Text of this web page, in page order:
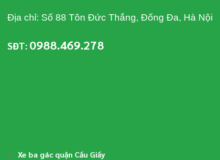
Địa chỉ: Số 88 Tôn Đức Thắng, Đống Đa, Hà Nội
SĐT: 0988.469.278
Xe ba gác quận Cầu Giấy